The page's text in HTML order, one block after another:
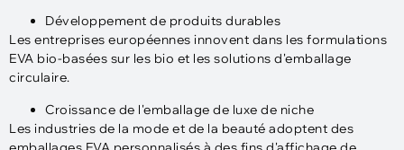
Développement de produits durables
Les entreprises européennes innovent dans les formulations
EVA bio-basées sur les bio et les solutions d'emballage
circulaire.
Croissance de l'emballage de luxe de niche
Les industries de la mode et de la beauté adoptent des